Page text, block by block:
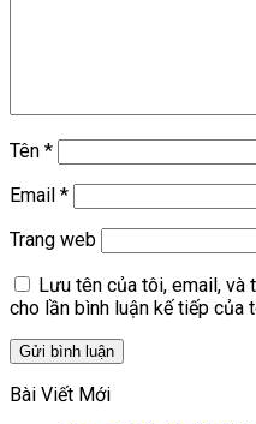
Tên *
Email *
Trang web
Lưu tên của tôi, email, và
cho lần bình luận kế tiếp của
Bài Viết Mới